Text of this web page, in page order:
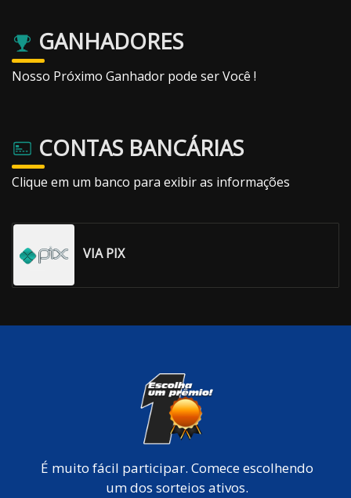
GANHADORES
Nosso Próximo Ganhador pode ser Você !
CONTAS BANCÁRIAS
Clique em um banco para exibir as informações
VIA PIX
É muito fácil participar. Comece escolhendo
um dos sorteios ativos.